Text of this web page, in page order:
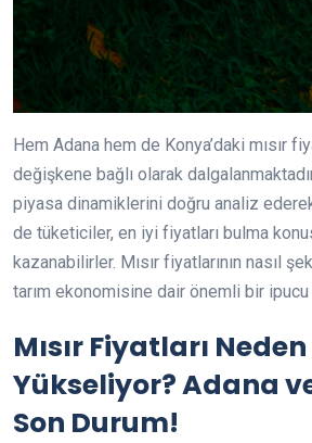
Hem Adana hem de Konya’daki mısır
değişkene bağlı olarak
piyasa dinamiklerini doğru analiz
de tüketiciler, en iyi fiyatları bulma
kazanabilirler. Mısır fiyatlarının nasıl
tarım ekonomisine dair önemli bir ipucu
Mısır Fiyatları Neden
Yükseliyor? Adana
Son Durum!